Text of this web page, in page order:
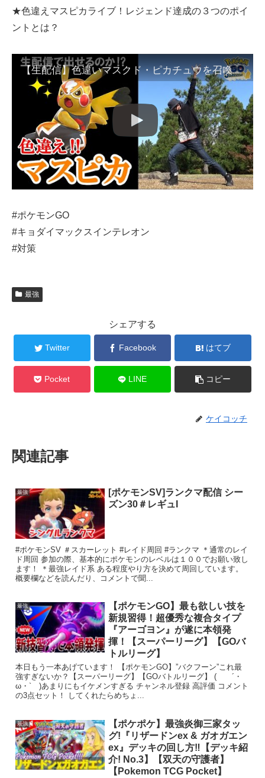
★色違えマスピカライブ！レジェンド達成の３つのポイ
ントとは？
【生配信】色違いマスクド・ピカチュウを召喚せよ！レジェンドに到達するための３つのポイントとは？「効果的な勉強方法」と「おすすめチャンネル」をご紹介スペシャル！【初レジェンド達成記念】
#ポケモンGO
#キョダイマックスインテレオン
#対策
最強
シェアする
Twitter Facebook はてブ
Pocket LINE コピー
ケイコッチ
関連記事
最強
[ポケモンSV]ランクマ配信 シー
ズン30＃レギュI
#ポケモンSV ＃スカーレット #レイド周回 #ランクマ ＊通常のレイ
ド周回 参加の際、基本的にポケモンのレベルは１００でお願い致し
ます！ ＊最強レイド系 ある程度やり方を決めて周回しています。
概要欄などを読んだり、コメントで聞...
最強
【ポケモンGO】最も欲しい技を
新規習得！超優秀な複合タイプ
『アーゴヨン』が遂に本領発
揮！【スーパーリーグ】【GOバ
トルリーグ】
本日もう一本あげています！ 【ポケモンGO】”バクフーン”これ最
強すぎないか？【スーパーリーグ】【GOバトルリーグ】 ( ´・
ω・` )あまりにもイケメンすぎる チャンネル登録 高評価 コメント
の3点セット！ してくれたらめちょ...
最強
【ポケポケ】最強炎御三家タッ
グ!『リザードンex & ガオガエン
ex』デッキの回し方‼️【デッキ紹
介! No.3】【双天の守護者】
【Pokemon TCG Pocket】